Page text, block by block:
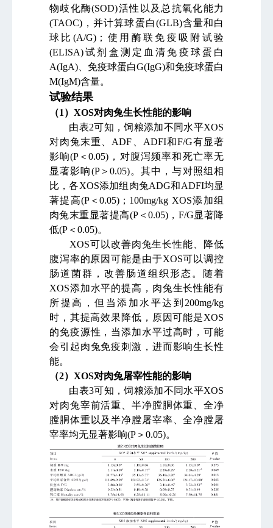
物歧化酶(SOD)活性以及总抗氧化能力
(TAOC) ，并计算球蛋白(GLB)含量和白
球比 (A/G)；使用酶联免疫吸附试验
(ELISA)试剂盒测定血清免疫球蛋白
A(IgA)、免疫球蛋白G(IgG)和免疫球蛋白
M(IgM)含量。
试验结果
（1） XOS对肉兔生长性能的影响
由表2可知，饲粮添加不同水平XOS
对肉兔末重、ADF 、 ADFI和F/G有显著
影响(P ＜0.05) ，对腹泻频率和死亡率无
显著影响(P＞ 0.05)。其中，与对照组相
比，各XOS添加组肉兔ADG和ADFI均显
著提高(P ＜0.05) ； 100mg/kg XOS添加组
肉兔末重显著提高(P＜ 0.05)， F/G显著降
低(P ＜ 0.05)。
XOS可以改善肉兔生长性能、降低
腹泻率的原因可能是由于XOS可以调控
肠道菌群，改善肠道组织形态。随着
XOS添加水平的提高，肉兔生长性能有
所提高，但当添加水平达到 200mg/kg
时，其提高效果降低，原因可能是XOS
的免疫源性，当添加水平过高时，可能
会引起肉兔免疫刺激，进而影响生长性
能。
（2） XOS对肉兔屠宰性能的影响
由表3可知，饲粮添加不同水平XOS
对肉兔宰前活重、半净膛胴体重、全净
膛胴体重以及半净膛屠宰率、全净膛屠
宰率均无显著影响(P ＞ 0.05)。